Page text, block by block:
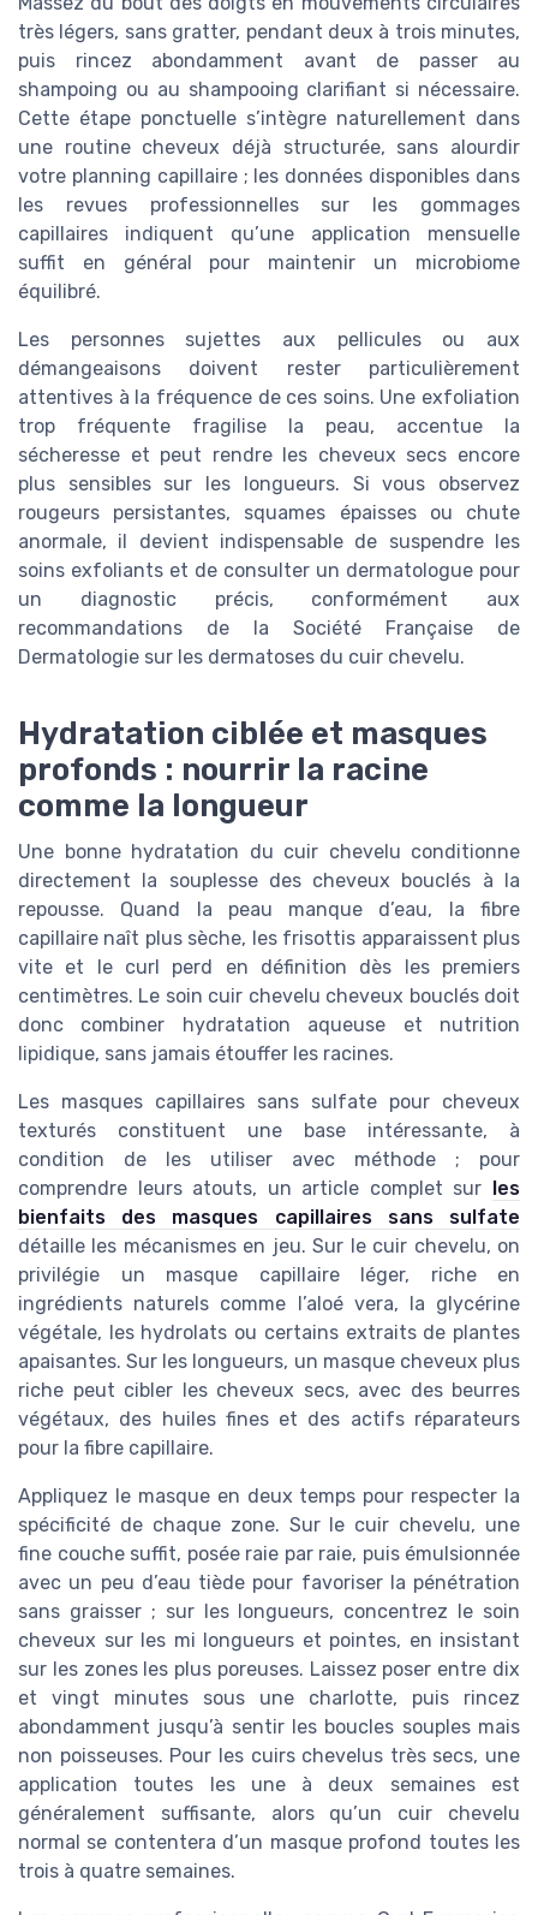
très légers, sans gratter, pendant deux à trois minutes,
puis rincez abondamment avant de passer au
shampoing ou au shampooing clarifiant si nécessaire.
Cette étape ponctuelle s’intègre naturellement dans
une routine cheveux déjà structurée, sans alourdir
votre planning capillaire ; les données disponibles dans
les revues professionnelles sur les gommages
capillaires indiquent qu’une application mensuelle
suffit en général pour maintenir un microbiome
équilibré.
Les personnes sujettes aux pellicules ou aux
démangeaisons doivent rester particulièrement
attentives à la fréquence de ces soins. Une exfoliation
trop fréquente fragilise la peau, accentue la
sécheresse et peut rendre les cheveux secs encore
plus sensibles sur les longueurs. Si vous observez
rougeurs persistantes, squames épaisses ou chute
anormale, il devient indispensable de suspendre les
soins exfoliants et de consulter un dermatologue pour
un diagnostic précis, conformément aux
recommandations de la Société Française de
Dermatologie sur les dermatoses du cuir chevelu.
Hydratation ciblée et masques
profonds : nourrir la racine
comme la longueur
Une bonne hydratation du cuir chevelu conditionne
directement la souplesse des cheveux bouclés à la
repousse. Quand la peau manque d’eau, la fibre
capillaire naît plus sèche, les frisottis apparaissent plus
vite et le curl perd en définition dès les premiers
centimètres. Le soin cuir chevelu cheveux bouclés doit
donc combiner hydratation aqueuse et nutrition
lipidique, sans jamais étouffer les racines.
Les masques capillaires sans sulfate pour cheveux
texturés constituent une base intéressante, à
condition de les utiliser avec méthode ; pour
comprendre leurs atouts, un article complet sur les
bienfaits des masques capillaires sans sulfate
détaille les mécanismes en jeu. Sur le cuir chevelu, on
privilégie un masque capillaire léger, riche en
ingrédients naturels comme l’aloé vera, la glycérine
végétale, les hydrolats ou certains extraits de plantes
apaisantes. Sur les longueurs, un masque cheveux plus
riche peut cibler les cheveux secs, avec des beurres
végétaux, des huiles fines et des actifs réparateurs
pour la fibre capillaire.
Appliquez le masque en deux temps pour respecter la
spécificité de chaque zone. Sur le cuir chevelu, une
fine couche suffit, posée raie par raie, puis émulsionnée
avec un peu d’eau tiède pour favoriser la pénétration
sans graisser ; sur les longueurs, concentrez le soin
cheveux sur les mi longueurs et pointes, en insistant
sur les zones les plus poreuses. Laissez poser entre dix
et vingt minutes sous une charlotte, puis rincez
abondamment jusqu’à sentir les boucles souples mais
non poisseuses. Pour les cuirs chevelus très secs, une
application toutes les une à deux semaines est
généralement suffisante, alors qu’un cuir chevelu
normal se contentera d’un masque profond toutes les
trois à quatre semaines.